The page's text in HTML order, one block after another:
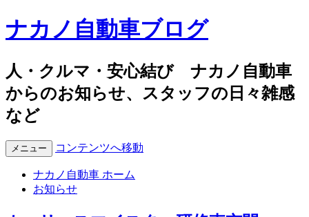
ナカノ自動車ブログ
人・クルマ・安心結び ナカノ自動車
からのお知らせ、スタッフの日々雑感
など
メニュー コンテンツへ移動
ナカノ自動車 ホーム
お知らせ